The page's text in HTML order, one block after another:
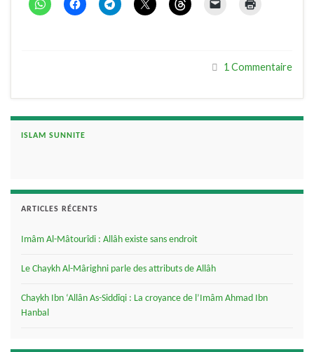
1 Commentaire
ISLAM SUNNITE
ARTICLES RÉCENTS
Imâm Al-Mâtourîdi : Allâh existe sans endroit
Le Chaykh Al-Mârighni parle des attributs de Allâh
Chaykh Ibn ‘Allân As-Siddîqi : La croyance de l’Imâm Ahmad Ibn
Hanbal